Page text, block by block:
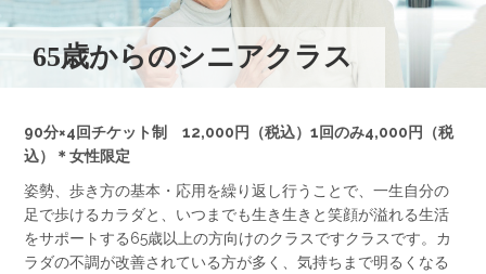
65歳からのシニアクラス
90分×4回チケット制 12,000円（税込）1回のみ4,000円（税
込）＊女性限定
姿勢、歩き方の基本・応用を繰り返し行うことで、一生自分の
足で歩けるカラダと、いつまでも生き生きと笑顔が溢れる生活
をサポートする65歳以上の方向けのクラスですクラスです。カ
ラダの不調が改善されている方が多く、気持ちまで明るくなる